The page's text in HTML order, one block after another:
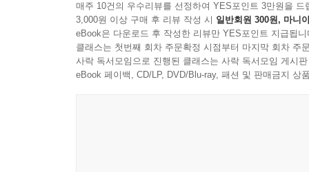
매주 10건의 우수리뷰를 선정하여 YES포인트 3만원을 드
3,000원 이상 구매 후 리뷰 작성 시 일반회원 300원, 마니
eBook은 다운로드 후 작성한 리뷰만 YES포인트 지급됩니
클래스는 첫번째 회차 주문확정 시점부터 마지막 회차 주
사락 독서모임으로 진행된 클래스는 사락 독서모임 게시
eBook 페이백, CD/LP, DVD/Blu-ray, 패션 및 판매금지 상